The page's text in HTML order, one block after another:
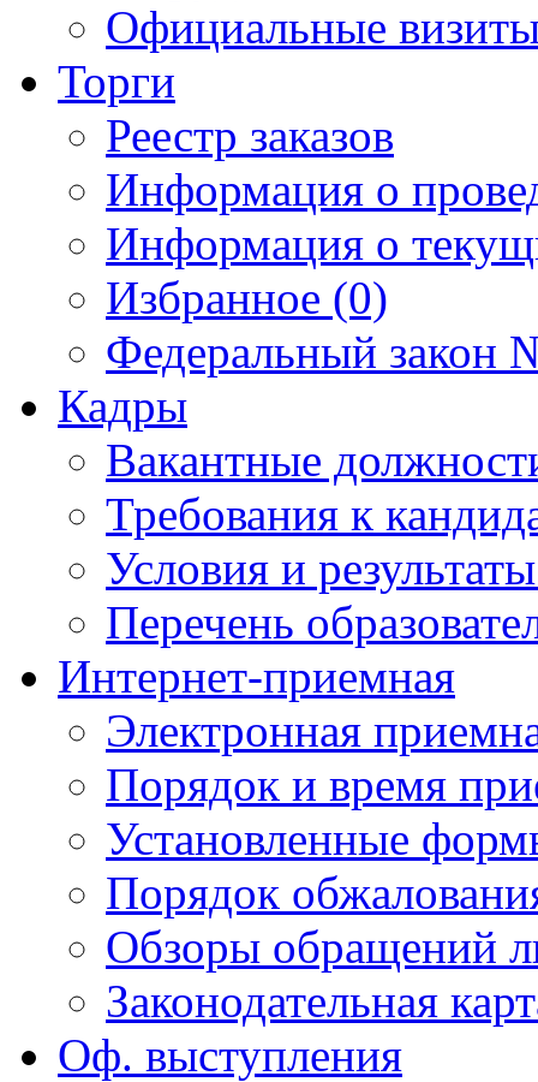
Официальные
Торги
Реестр заказов
Информация о
Информация о
Избранное (0)
Федеральный закон
Кадры
Вакантные
Требования к
Условия и
Перечень
Интернет-приемная
Электронная
Порядок и время
Установленные
Порядок
Обзоры обращений
Законодательная
Оф. выступления